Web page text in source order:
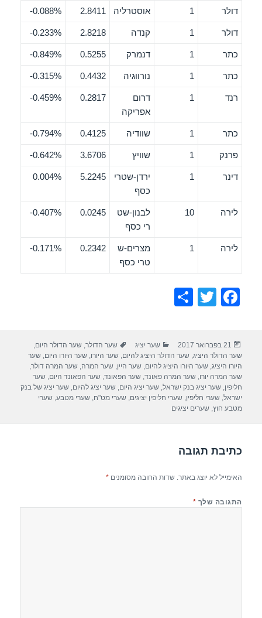
דולר 1 אוסטרליה 2.8411
0.088%-
דולר 1 קנדה 2.8218
0.233%-
כתר 1 דנמרק 0.5255
0.849%-
כתר 1 נורווגיה 0.4432
0.315%-
רנד 1
דרום
אפריקה
0.2817
0.459%-
כתר 1 שוודיה 0.4125
0.794%-
פרנק 1 שוויץ 3.6706
0.642%-
דינר 1
ירדן-שטרי
כסף
5.2245
0.004%
לירה 10
לבנון-שט
רי כסף
0.0245
0.407%-
לירה 1
מצרים-ש
טרי כסף
0.2342
0.171%-
F
e
b
o
o
T
er
e
פורסם
בתאריך
21 בפברואר 2017 קטגוריות
שער יציג תגיות
שער הדולר,שער הדולר היום,
שער הדולר היציג,שער הדולר היציג להיום,שער היורו,שער היורו היום,שער
היורו היציג,שער היורו היציג להיום,שער היין,שער המרה,שער המרה דולר,
שער המרה יורו,שער המרה פאונד,שער הפאונד,שער הפאונד היום,שער
חליפין,שער יציג בנק ישראל,שער יציג היום,שער יציג להיום,שער יציג של בנק
ישראל,שערי חליפין,שערי חליפין יציגים,שערי מט"ח,שערי מטבע,שערי
מטבע חוץ,שערים יציגים
כתיבת תגובה
האימייל לא יוצג באתר. שדות החובה מסומנים*
התגובה שלך *